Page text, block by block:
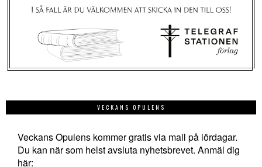
VECKANS OPULENS
Veckans Opulens kommer gratis via mail på lördagar.
Du kan när som helst avsluta nyhetsbrevet. Anmäl dig
här: